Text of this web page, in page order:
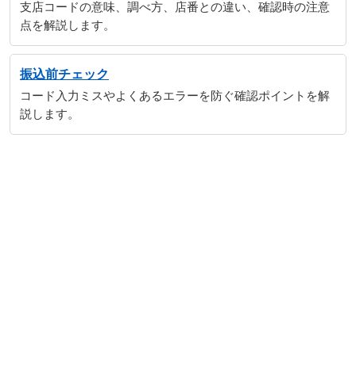
支店コードの意味、調べ方、店番との違い、確認時の注意
点を解説します。
振込前チェック
コード入力ミスやよくあるエラーを防ぐ確認ポイントを解
説します。